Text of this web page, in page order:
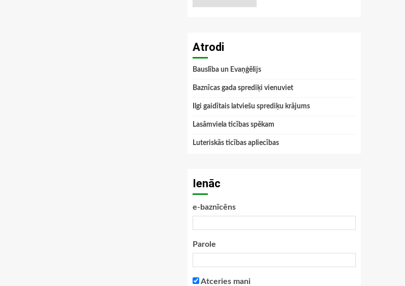
Atrodi
Bauslība un Evaņģēlijs
Baznīcas gada sprediķi vienuviet
Ilgi gaidītais latviešu sprediķu krājums
Lasāmviela ticības spēkam
Luteriskās ticības apliecības
Ienāc
e-baznīcēns
Parole
Atceries mani